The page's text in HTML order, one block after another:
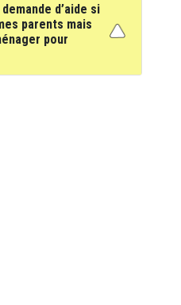
d’aide si
parents mais
pour